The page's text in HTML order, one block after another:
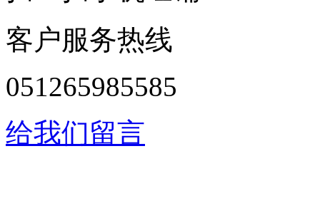
客户服务热线
051265985585
给我们留言